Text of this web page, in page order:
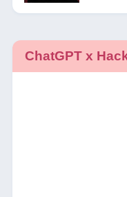
ChatGPT x